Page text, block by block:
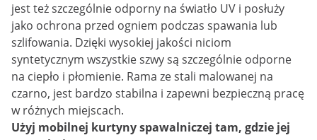
jest też szczególnie odporny na światło UV i posłuży
jako ochrona przed ogniem podczas spawania lub
szlifowania. Dzięki wysokiej jakości niciom
syntetycznym wszystkie szwy są szczególnie odporne
na ciepło i płomienie. Rama ze stali malowanej na
czarno, jest bardzo stabilna i zapewni bezpieczną pracę
w różnych miejscach.
Użyj mobilnej kurtyny spawalniczej tam, gdzie jej